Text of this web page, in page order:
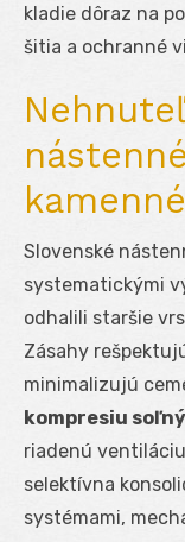
kladie dôraz na
šitia a ochranné
Slovenské
systematickými
odhalili staršie
Zásahy
minimalizujú
kompresiu
riadenú
selektívna
systémami,